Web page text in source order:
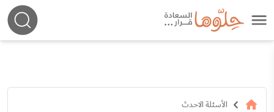
الأسئلة الاحدث